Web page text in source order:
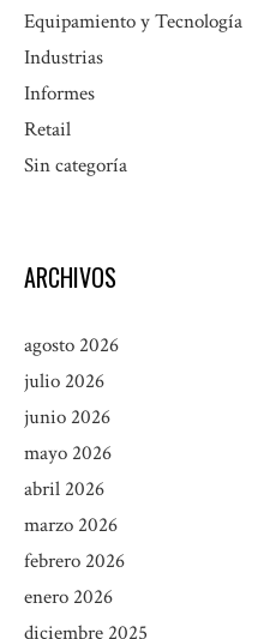
Equipamiento y Tecnología
Industrias
Informes
Retail
Sin categoría
ARCHIVOS
agosto 2026
julio 2026
junio 2026
mayo 2026
abril 2026
marzo 2026
febrero 2026
enero 2026
diciembre 2025